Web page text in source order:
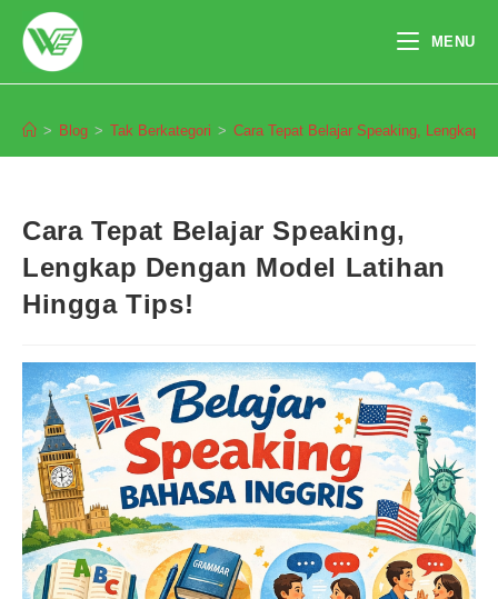
content
MENU
> Blog > Tak Berkategori > Cara Tepat Belajar Speaking, Lengkap
Cara Tepat Belajar Speaking,
Lengkap Dengan Model Latihan
Hingga Tips!